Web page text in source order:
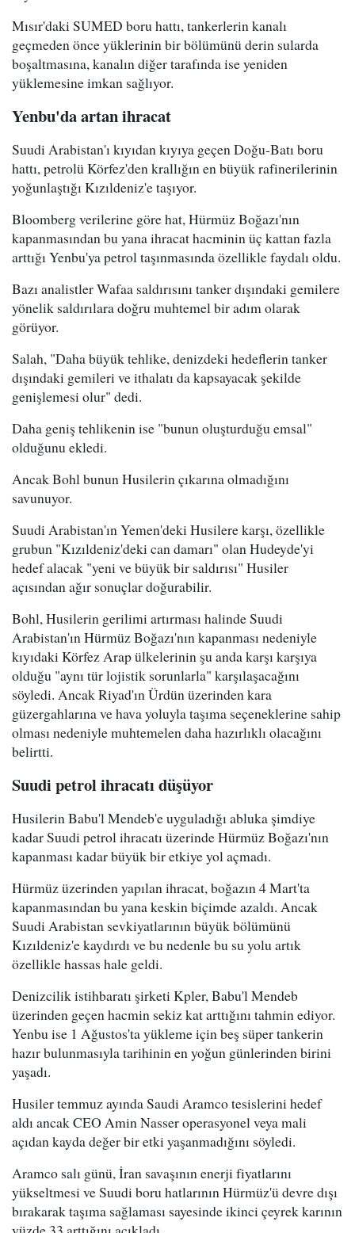
Mısır'daki SUMED boru hattı, tankerlerin kanalı
geçmeden önce yüklerinin bir bölümünü derin sularda
boşaltmasına, kanalın diğer tarafında ise yeniden
yüklemesine imkan sağlıyor.
Yenbu'da artan ihracat
Suudi Arabistan'ı kıyıdan kıyıya geçen Doğu-Batı boru
hattı, petrolü Körfez'den krallığın en büyük rafinerilerinin
yoğunlaştığı Kızıldeniz'e taşıyor.
Bloomberg verilerine göre hat, Hürmüz Boğazı'nın
kapanmasından bu yana ihracat hacminin üç kattan fazla
arttığı Yenbu'ya petrol taşınmasında özellikle faydalı oldu.
Bazı analistler Wafaa saldırısını tanker dışındaki gemilere
yönelik saldırılara doğru muhtemel bir adım olarak
görüyor.
Salah, "Daha büyük tehlike, denizdeki hedeflerin tanker
dışındaki gemileri ve ithalatı da kapsayacak şekilde
genişlemesi olur" dedi.
Daha geniş tehlikenin ise "bunun oluşturduğu emsal"
olduğunu ekledi.
Ancak Bohl bunun Husilerin çıkarına olmadığını
savunuyor.
Suudi Arabistan'ın Yemen'deki Husilere karşı, özellikle
grubun "Kızıldeniz'deki can damarı" olan Hudeyde'yi
hedef alacak "yeni ve büyük bir saldırısı" Husiler
açısından ağır sonuçlar doğurabilir.
Bohl, Husilerin gerilimi artırması halinde Suudi
Arabistan'ın Hürmüz Boğazı'nın kapanması nedeniyle
kıyıdaki Körfez Arap ülkelerinin şu anda karşı karşıya
olduğu "aynı tür lojistik sorunlarla" karşılaşacağını
söyledi. Ancak Riyad'ın Ürdün üzerinden kara
güzergahlarına ve hava yoluyla taşıma seçeneklerine sahip
olması nedeniyle muhtemelen daha hazırlıklı olacağını
belirtti.
Suudi petrol ihracatı düşüyor
Husilerin Babu'l Mendeb'e uyguladığı abluka şimdiye
kadar Suudi petrol ihracatı üzerinde Hürmüz Boğazı'nın
kapanması kadar büyük bir etkiye yol açmadı.
Hürmüz üzerinden yapılan ihracat, boğazın 4 Mart'ta
kapanmasından bu yana keskin biçimde azaldı. Ancak
Suudi Arabistan sevkiyatlarının büyük bölümünü
Kızıldeniz'e kaydırdı ve bu nedenle bu su yolu artık
özellikle hassas hale geldi.
Denizcilik istihbaratı şirketi Kpler, Babu'l Mendeb
üzerinden geçen hacmin sekiz kat arttığını tahmin ediyor.
Yenbu ise 1 Ağustos'ta yükleme için beş süper tankerin
hazır bulunmasıyla tarihinin en yoğun günlerinden birini
yaşadı.
Husiler temmuz ayında Saudi Aramco tesislerini hedef
aldı ancak CEO Amin Nasser operasyonel veya mali
açıdan kayda değer bir etki yaşanmadığını söyledi.
Aramco salı günü, İran savaşının enerji fiyatlarını
yükseltmesi ve Suudi boru hatlarının Hürmüz'ü devre dışı
bırakarak taşıma sağlaması sayesinde ikinci çeyrek karının